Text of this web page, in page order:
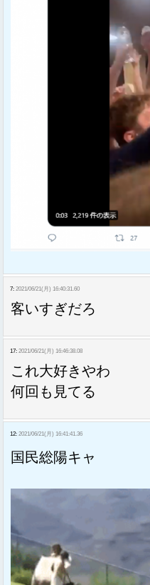
7: 2021/06/21(月) 16:40:31.60
客いすぎだろ
17: 2021/06/21(月) 16:46:38.08
これ大好きやわ
何回も見てる
12: 2021/06/21(月) 16:41:41.36
国民総陽キャ